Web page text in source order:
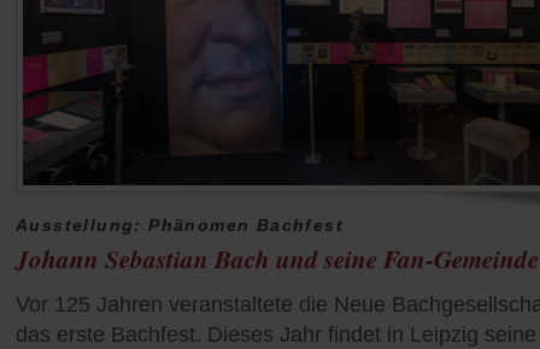
Ausstellung: Phänomen Bachfest
Johann Sebastian Bach und seine Fan-Gemeinde
Vor 125 Jahren veranstaltete die Neue
das erste Bachfest. Dieses Jahr findet in Leipzig seine